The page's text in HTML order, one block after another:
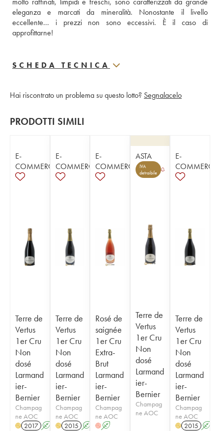
eleganza e marcati da mineralità. Nonostante il livello
eccellente... i prezzi non sono eccessivi. È il caso di
approfittarne!
SCHEDA TECNICA
Hai riscontrato un problema su questo lotto? Segnalacelo
PRODOTTI SIMILI
E-
COMMERCE
Terre de
Vertus
1er Cru
Non
dosé
Larmand
ier-
Bernier
Champag
ne AOC
H 2017 A
E-
COMMERCE
Terre de
Vertus
1er Cru
Non
dosé
Larmand
ier-
Bernier
Champag
ne AOC
H 2015 A
E-
COMMERCE
Rosé de
saignée
1er Cru
Extra-
Brut
Larmand
ier-
Bernier
Champag
ne AOC
H A
ASTA
IVA
detraibile
Terre de
Vertus
1er Cru
Non
dosé
Larmand
ier-
Bernier
Champag
ne AOC
E-
COMMERCE
Terre de
Vertus
1er Cru
Non
dosé
Larmand
ier-
Bernier
Champag
ne AOC
H 2015 A